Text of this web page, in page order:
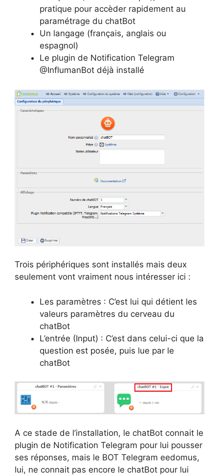
pratique pour accèder rapidement au
paramétrage du chatBot
Un langage (français, anglais ou
espagnol)
Le plugin de Notification Telegram
@InflumanBot déjà installé
Trois périphériques sont installés mais deux
seulement vont vraiment nous intéresser ici :
Les paramètres : C’est lui qui détient les
valeurs paramètres du cerveau du
chatBot
L’entrée (Input) : C’est dans celui-ci que la
question est posée, puis lue par le
chatBot
A ce stade de l’installation, le chatBot connait le
plugin de Notification Telegram pour lui pousser
ses réponses, mais le BOT Telegram eedomus,
lui, ne connait pas encore le chatBot pour lui